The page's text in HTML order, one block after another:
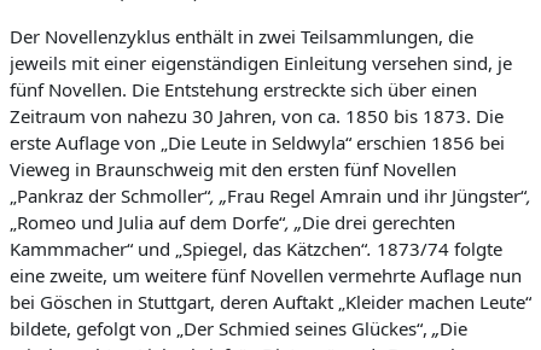
Der Novellenzyklus enthält in zwei Teilsammlungen, die
jeweils mit einer eigenständigen Einleitung versehen sind, je
fünf Novellen. Die Entstehung erstreckte sich über einen
Zeitraum von nahezu 30 Jahren, von ca. 1850 bis 1873. Die
erste Auflage von „Die Leute in Seldwyla“ erschien 1856 bei
Vieweg in Braunschweig mit den ersten fünf Novellen
„Pankraz der Schmoller“, „Frau Regel Amrain und ihr Jüngster“,
„Romeo und Julia auf dem Dorfe“, „Die drei gerechten
Kammmacher“ und „Spiegel, das Kätzchen“. 1873/74 folgte
eine zweite, um weitere fünf Novellen vermehrte Auflage nun
bei Göschen in Stuttgart, deren Auftakt „Kleider machen Leute“
bildete, gefolgt von „Der Schmied seines Glückes“, „Die